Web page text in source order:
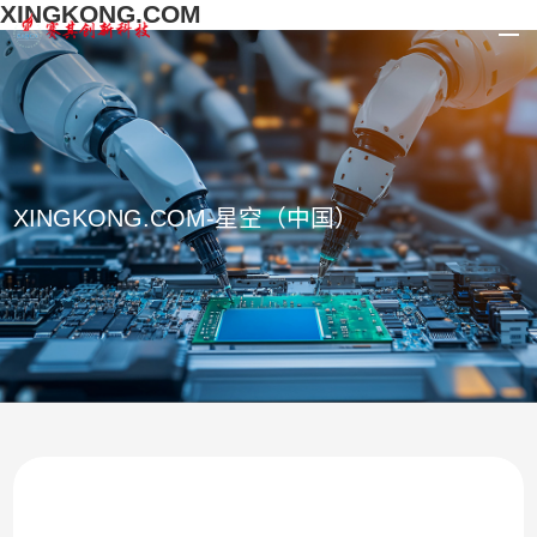
XINGKONG.COM
XINGKONG.COM-星空（中国）